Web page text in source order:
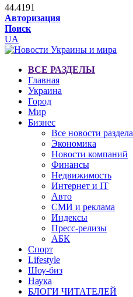
44.4191
Авторизация
Поиск
UA
ВСЕ РАЗДЕЛЫ
Главная
Украина
Город
Мир
Бизнес
Все новости раздела
Экономика
Новости компаний
Финансы
Недвижимость
Интернет и IT
Авто
СМИ и реклама
Индексы
Пресс-релизы
АБК
Спорт
Lifestyle
Шоу-биз
Наука
БЛОГИ ЧИТАТЕЛЕЙ